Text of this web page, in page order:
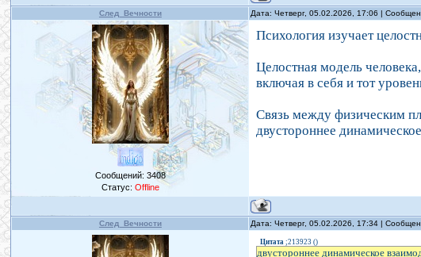
След_Вечности Дата: Четверг, 05.02.2026, 17:06 |
Сообщений: 3408
Статус: Offline
Психология изучает
Целостная модель
включая в себя и тот
Связь между физическим
двустороннее
След_Вечности Дата: Четверг, 05.02.2026, 17:34 |
Цитата ;213923 ()
двустороннее динамическое